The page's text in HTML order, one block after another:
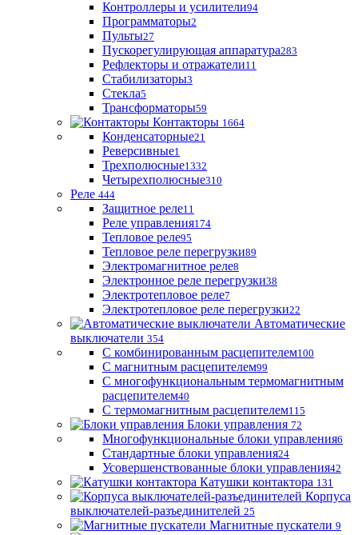
Контроллеры и усилители94
Программаторы2
Пульты27
Пускорегулирующая аппаратура283
Рефлекторы и отражатели11
Стабилизаторы3
Стекла5
Трансформаторы59
Контакторы 1664
Конденсаторные21
Реверсивные1
Трехполюсные1332
Четырехполюсные310
Реле 444
Защитное реле11
Реле управления174
Тепловое реле95
Тепловое реле перегрузки89
Электромагнитное реле8
Электронное реле перегрузки38
Электротепловое реле7
Электротепловое реле перегрузки22
Автоматические
выключатели 354
С комбинированным расцепителем100
С магнитным расцепителем99
С многофункциональным термомагнитным
расцепителем40
С термомагнитным расцепителем115
Блоки управления 72
Многофункциональные блоки управления6
Стандартные блоки управления24
Усовершенствованные блоки управления42
Катушки контактора 131
Корпуса
выключателей-разъединителей 25
Магнитные пускатели 9